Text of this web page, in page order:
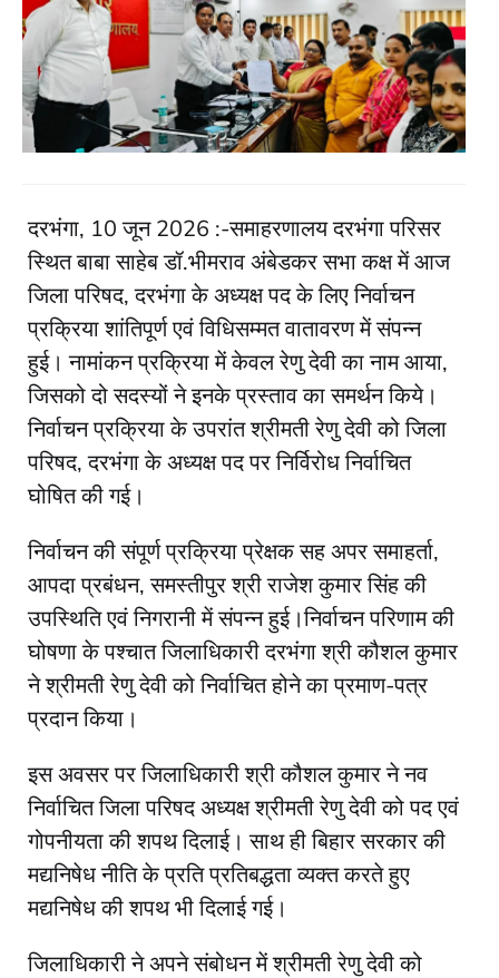
दरभंगा, 10 जून 2026 :-समाहरणालय दरभंगा परिसर
स्थित बाबा साहेब डॉ.भीमराव अंबेडकर सभा कक्ष में आज
जिला परिषद, दरभंगा के अध्यक्ष पद के लिए निर्वाचन
प्रक्रिया शांतिपूर्ण एवं विधिसम्मत वातावरण में संपन्न
हुई। नामांकन प्रक्रिया में केवल रेणु देवी का नाम आया,
जिसको दो सदस्यों ने इनके प्रस्ताव का समर्थन किये।
निर्वाचन प्रक्रिया के उपरांत श्रीमती रेणु देवी को जिला
परिषद, दरभंगा के अध्यक्ष पद पर निर्विरोध निर्वाचित
घोषित की गई।
निर्वाचन की संपूर्ण प्रक्रिया प्रेक्षक सह अपर समाहर्ता,
आपदा प्रबंधन, समस्तीपुर श्री राजेश कुमार सिंह की
उपस्थिति एवं निगरानी में संपन्न हुई।निर्वाचन परिणाम की
घोषणा के पश्चात जिलाधिकारी दरभंगा श्री कौशल कुमार
ने श्रीमती रेणु देवी को निर्वाचित होने का प्रमाण-पत्र
प्रदान किया।
इस अवसर पर जिलाधिकारी श्री कौशल कुमार ने नव
निर्वाचित जिला परिषद अध्यक्ष श्रीमती रेणु देवी को पद एवं
गोपनीयता की शपथ दिलाई। साथ ही बिहार सरकार की
मद्यनिषेध नीति के प्रति प्रतिबद्धता व्यक्त करते हुए
मद्यनिषेध की शपथ भी दिलाई गई।
जिलाधिकारी ने अपने संबोधन में श्रीमती रेणु देवी को